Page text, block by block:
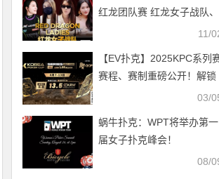
红龙团队赛 红龙女子战队、
11/
【EV扑克】2025KPC系列
赛程、赛制重磅公开！解锁
03/
蜗牛扑克：WPT将举办第一
届女子扑克峰会！
08/